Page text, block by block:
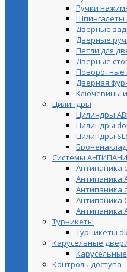
Ручки
Шпингалеты
Дверные
Дверные
Петли для
Дверные
Поворотные
Дверная
Ключевины
Цилиндры
Цилиндры
Цилиндры
Цилиндры
Системы
Антипаника
Антипаника
Антипаника
Антипаника
Антипаника
Турникеты
Турникеты
Карусельные
Контроль доступа